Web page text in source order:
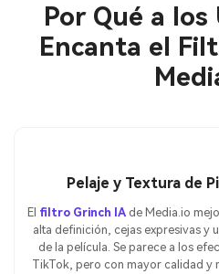
Por Qué a los
Encanta el
Pelaje y Textura de
El filtro Grinch IA de Media.io
alta definición, cejas expresivas y
de la película. Se parece a los
TikTok, pero con mayor calidad y